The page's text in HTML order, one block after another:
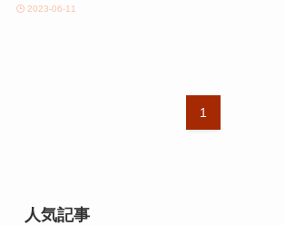
2023-06-11
1
人気記事